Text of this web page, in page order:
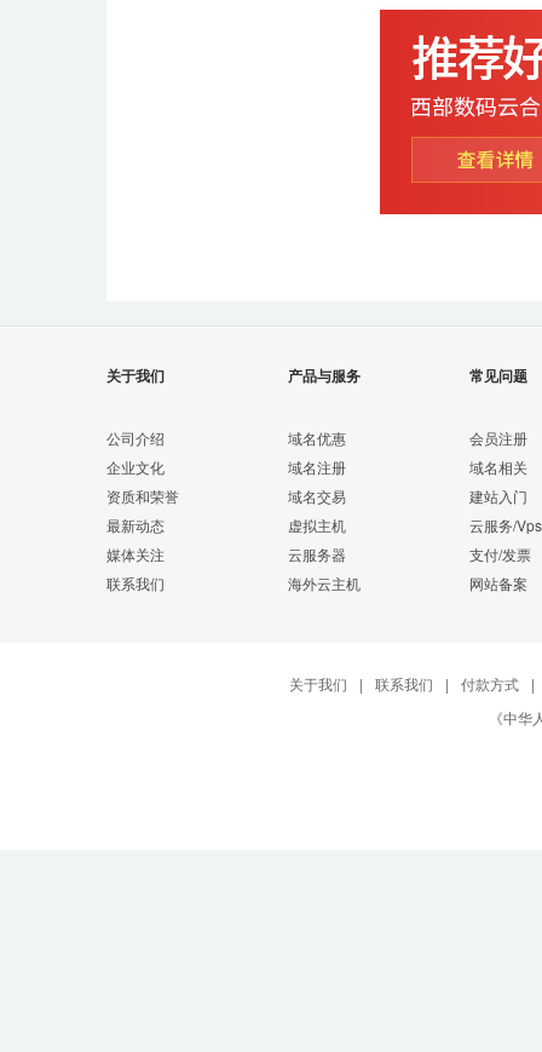
关于我们
公司介绍
企业文化
资质和荣誉
最新动态
媒体关注
联系我们
产品与服务
域名优惠
域名注册
域名交易
虚拟主机
云服务器
海外云主机
常见问题
会员注册
域名相关
建站入门
云服务/Vps
支付/发票
网站备案
关于我们 | 联系我们 | 付款方式
|
《中